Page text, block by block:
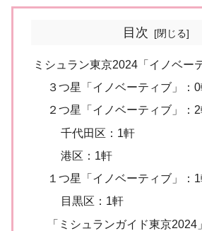
目次
ミシュラン東京2024「イノベー
３つ星「イノベーティブ」：
２つ星「イノベーティブ」：
千代田区：1軒
港区：1軒
１つ星「イノベーティブ」：
目黒区：1軒
「ミシュランガイド東京2024